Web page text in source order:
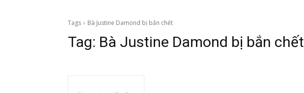
Tags Bà Justine Damond bị bắn chết
Tag: Bà Justine Damond bị bắn chết